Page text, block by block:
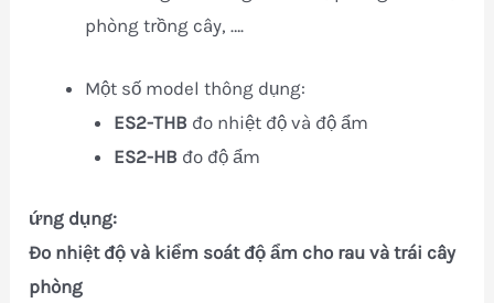
phòng trồng cây, ….
Một số model thông dụng:
ES2-THB đo nhiệt độ và độ ẩm
ES2-HB đo độ ẩm
ứng dụng:
Đo nhiệt độ và kiểm soát độ ẩm cho rau và trái cây
phòng